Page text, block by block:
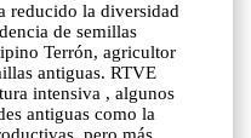
reducido la diversidad
de semillas
Terrón, agricultor
antiguas. RTVE
intensiva , algunos
antiguas como la